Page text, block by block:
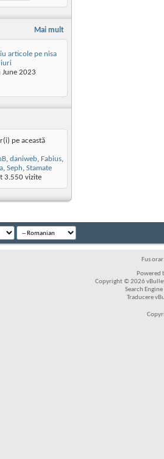
Mai mult
articole pe nisa
June 2023
pe această
daniweb Fabius
Seph Stamate
3.550 vizite
Fus
Powered
Copyright © 2026
Search
Traducere